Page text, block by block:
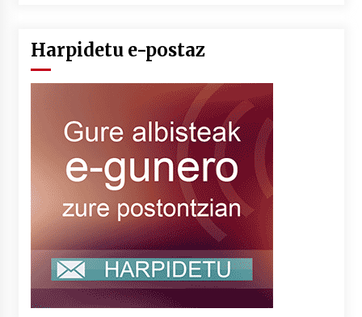
Harpidetu e-postaz